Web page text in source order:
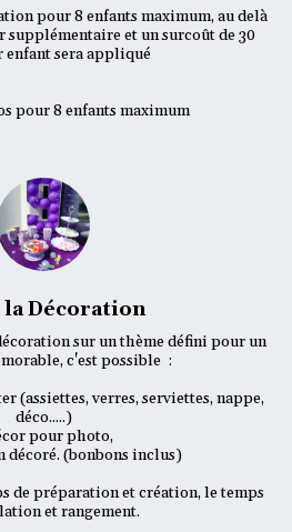
pour 8 enfants maximum, au delà
supplémentaire et un surcoût de 30
enfant sera appliqué
pour 8 enfants maximum
la Décoration
sur un thème défini pour un
c'est possible  :
(assiettes, verres, serviettes, nappe,
déco.....)
pour photo,
décoré. (bonbons inclus)
de préparation et création, le temps
et rangement.